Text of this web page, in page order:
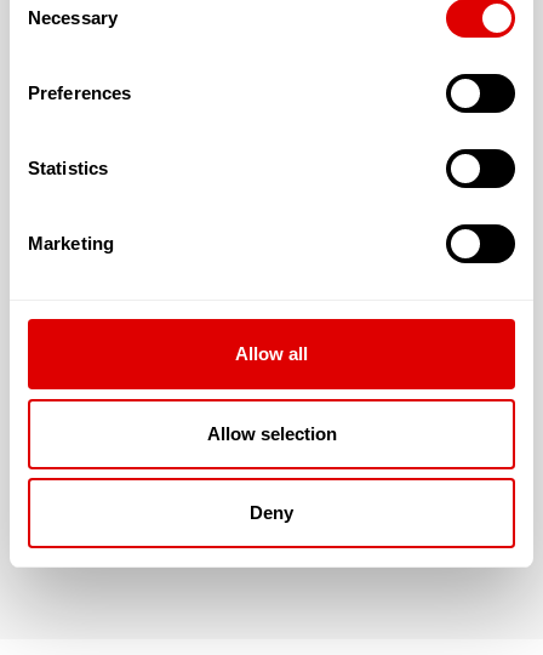
Selection
Necessary
Preferences
Statistics
Marketing
Allow all
Allow selection
Deny